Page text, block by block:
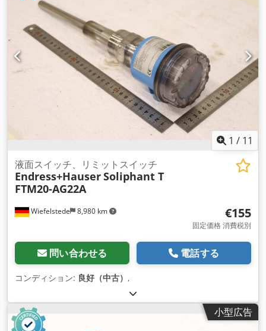
1 / 11
Wiefelstede 8,980 km
液面スイッチ、リミットスイッチ
Endress+HauserSoliphant T
FTM20-AG22A
€155
固定価格 消費税別
問い合わせる 電話する
コンディション: 良好（中古） ,
小型広告